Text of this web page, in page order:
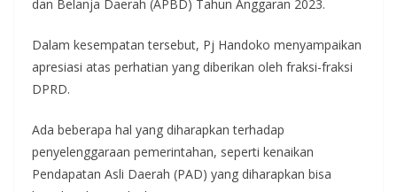
dan Belanja Daerah (APBD) Tahun Anggaran 2023.
Dalam kesempatan tersebut, Pj Handoko menyampaikan
apresiasi atas perhatian yang diberikan oleh fraksi-fraksi
DPRD.
Ada beberapa hal yang diharapkan terhadap
penyelenggaraan pemerintahan, seperti kenaikan
Pendapatan Asli Daerah (PAD) yang diharapkan bisa